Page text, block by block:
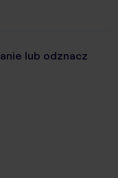
lub odznacz